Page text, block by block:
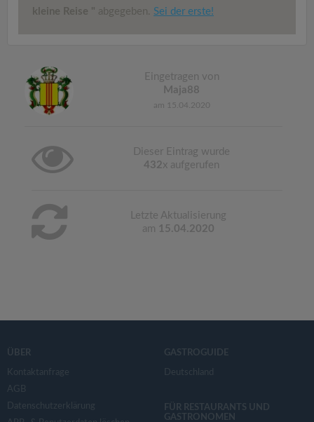
kleine Reise " abgegeben. Sei der erste!
Eingetragen von
Maja88
am 15.04.2020
Dieser Eintrag wurde
432x aufgerufen
Letzte Aktualisierung
am 15.04.2020
ÜBER
Kontaktanfrage
AGB
Datenschutzerklärung
GASTROGUIDE
Deutschland
FÜR RESTAURANTS UND
GASTRONOMEN